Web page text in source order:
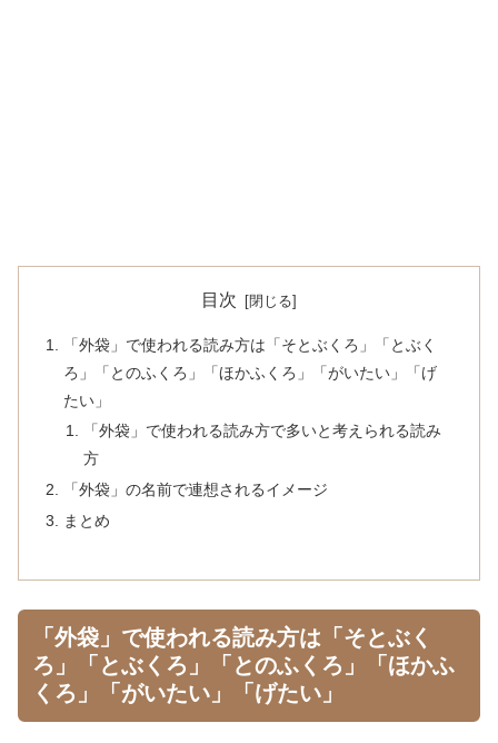
目次
「外袋」で使われる読み方は「そとぶくろ」「とぶく
ろ」「とのふくろ」「ほかふくろ」「がいたい」「げ
たい」
「外袋」で使われる読み方で多いと考えられる読み
方
「外袋」の名前で連想されるイメージ
まとめ
「外袋」で使われる読み方は「そとぶく
ろ」「とぶくろ」「とのふくろ」「ほかふ
くろ」「がいたい」「げたい」